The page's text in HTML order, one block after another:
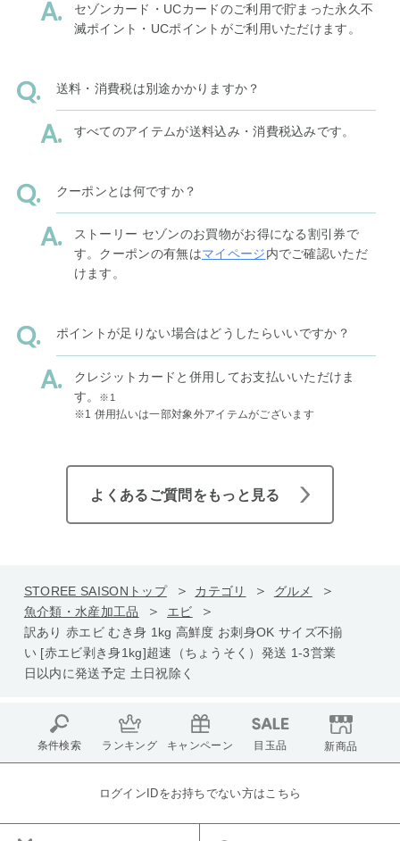
セゾンカード・UCカードのご利用で貯まった永久不
滅ポイント・UCポイントがご利用いただけます。
送料・消費税は別途かかりますか？
すべてのアイテムが送料込み・消費税込みです。
クーポンとは何ですか？
ストーリー セゾンのお買物がお得になる割引券で
す。クーポンの有無はマイページ内でご確認いただ
けます。
ポイントが足りない場合はどうしたらいいですか？
クレジットカードと併用してお支払いいただけま
す。
※1
※1 併用払いは一部対象外アイテムがございます
よくあるご質問をもっと見る
STOREE SAISONトップ カテゴリ
グルメ
魚介類・水産加工品
エビ
訳あり 赤エビ むき身 1kg 高鮮度 お刺身OK サイズ不揃
い [赤エビ剥き身1kg]超速（ちょうそく）発送 1-3営業
日以内に発送予定 土日祝除く
条件検索 ランキング キャンペーン 目玉品 新商品
ログインIDをお持ちでない方はこちら